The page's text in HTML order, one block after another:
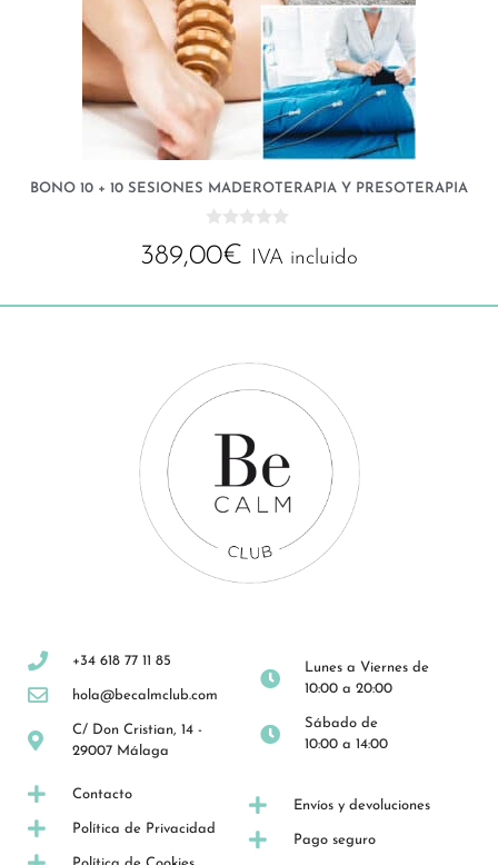
BONO 10 + 10 SESIONES MADEROTERAPIA Y PRESOTERAPIA
d
389,00€ IVA incluido
+34 618 77 11 85
hola@becalmclub.com
C/ Don Cristian, 14 -
29007 Málaga
Lunes a Viernes de
10:00 a 20:00
Sábado de
10:00 a 14:00
Contacto
Política de Privacidad
Envíos y devoluciones
Pago seguro